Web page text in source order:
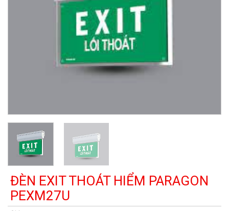
ĐÈN EXIT THOÁT HIỂM PARAGON
PEXM27U